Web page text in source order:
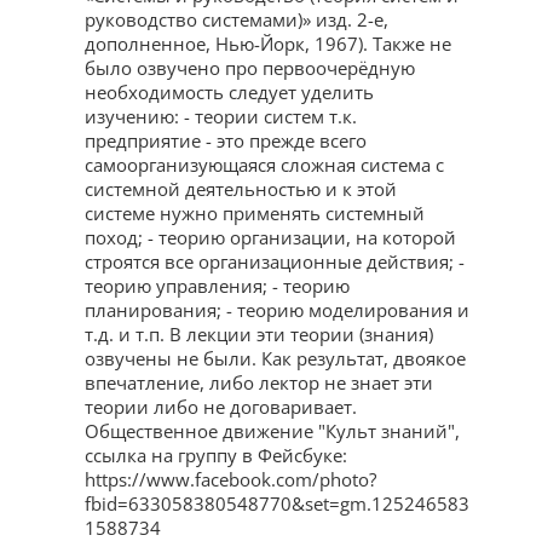
руководство системами)» изд. 2-е,
дополненное, Нью-Йорк, 1967). Также не
было озвучено про первоочерёдную
необходимость следует уделить
изучению: - теории систем т.к.
предприятие - это прежде всего
самоорганизующаяся сложная система с
системной деятельностью и к этой
системе нужно применять системный
поход; - теорию организации, на которой
строятся все организационные действия; -
теорию управления; - теорию
планирования; - теорию моделирования и
т.д. и т.п. В лекции эти теории (знания)
озвучены не были. Как результат, двоякое
впечатление, либо лектор не знает эти
теории либо не договаривает.
Общественное движение "Культ знаний",
ссылка на группу в Фейсбуке:
https://www.facebook.com/photo?
fbid=633058380548770&set=gm.125246583
1588734